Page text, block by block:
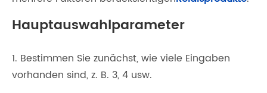
Hauptauswahlparameter
1. Bestimmen Sie zunächst, wie viele Eingaben
vorhanden sind, z. B. 3, 4 usw.